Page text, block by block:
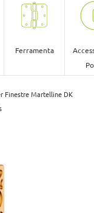
Ferramenta
Finestre Martelline DK